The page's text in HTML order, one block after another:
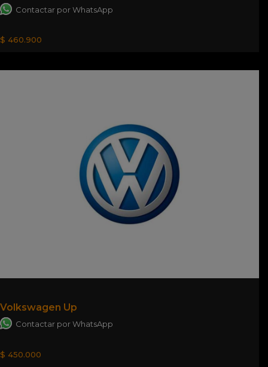
Contactar por WhatsApp
$ 460.900
Volkswagen Up
Contactar por WhatsApp
$ 450.000